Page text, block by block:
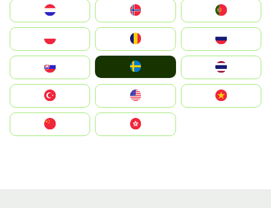
United States
中國香港特別行政區